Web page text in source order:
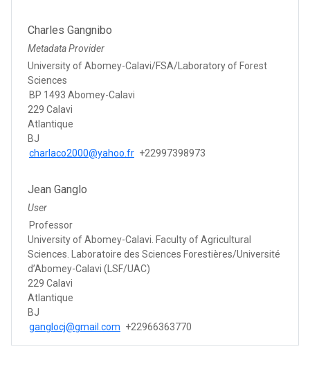
Charles Gangnibo
Metadata Provider
University of Abomey-Calavi/FSA/Laboratory of Forest
Sciences
BP 1493 Abomey-Calavi
229 Calavi
Atlantique
BJ
charlaco2000@yahoo.fr +22997398973
Jean Ganglo
User
Professor
University of Abomey-Calavi. Faculty of Agricultural
Sciences. Laboratoire des Sciences Forestières/Université
d’Abomey-Calavi (LSF/UAC)
229 Calavi
Atlantique
BJ
ganglocj@gmail.com +22966363770